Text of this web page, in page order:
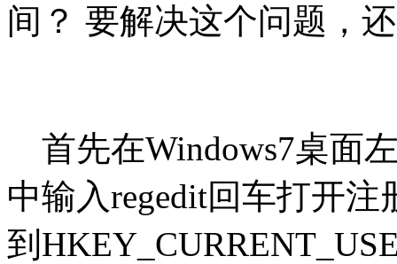
间？ 要解决这个问题，
首先在Windows7桌面
中输入regedit回车打开
到